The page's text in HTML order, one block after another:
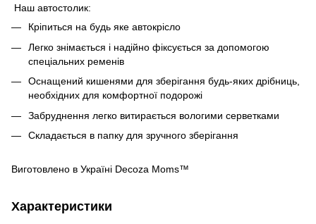
Наш автостолик:
Кріпиться на будь яке автокрісло
Легко знімається і надійно фіксується за допомогою
спеціальних ременів
Оснащений кишенями для зберігання будь-яких дрібниць,
необхідних для комфортної подорожі
Забруднення легко витирається вологими серветками
Складається в папку для зручного зберігання
Виготовлено в Україні Decoza Moms™
Характеристики